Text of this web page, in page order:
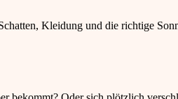
Kleidung und die richtige